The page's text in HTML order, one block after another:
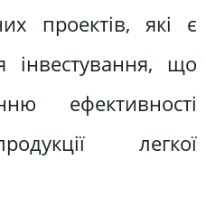
проектів, які є
інвестування, що
ефективності
легкої